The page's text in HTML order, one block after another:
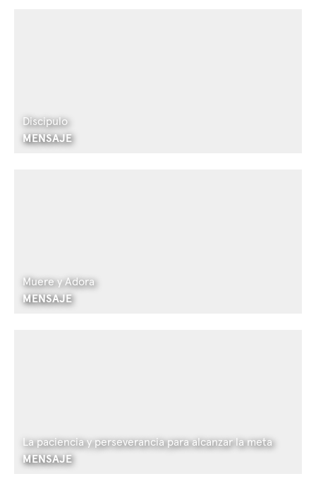
Discipulo
MENSAJE
Muere y Adora
MENSAJE
La paciencia y perseverancia para alcanzar la meta
MENSAJE